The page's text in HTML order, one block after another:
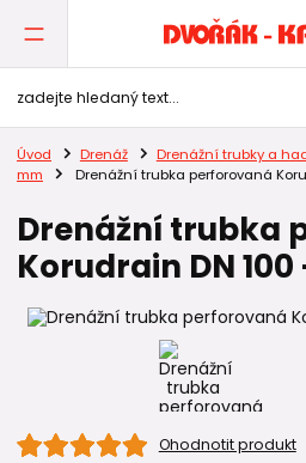
Úvod Drenáž Drenážní trubky a
mm
Drenážní trubka perforovaná
Drenážní trubka
Korudrain DN
Ohodnotit produkt